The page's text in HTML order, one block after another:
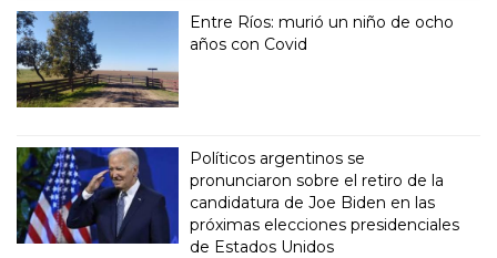
Entre Ríos: murió un niño de ocho
años con Covid
Políticos argentinos se
pronunciaron sobre el retiro de la
candidatura de Joe Biden en las
próximas elecciones presidenciales
de Estados Unidos